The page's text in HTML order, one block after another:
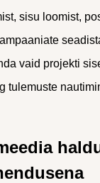
sisu loomist,
vaid projekti
tulemuste